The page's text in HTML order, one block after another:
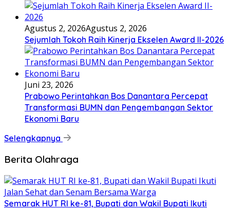
Agustus 2, 2026Agustus 2, 2026
Sejumlah Tokoh Raih Kinerja Ekselen Award II-2026
Juni 23, 2026
Prabowo Perintahkan Bos Danantara Percepat
Transformasi BUMN dan Pengembangan Sektor
Ekonomi Baru
Selengkapnya
Berita Olahraga
Semarak HUT RI ke-81, Bupati dan Wakil Bupati Ikuti